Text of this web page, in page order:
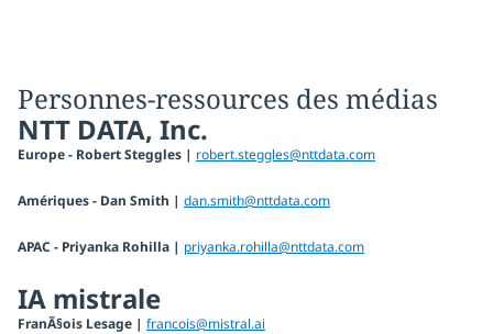
Personnes-ressources des médias
NTT DATA, Inc.
Europe - Robert Steggles | robert.steggles@nttdata.com
Amériques - Dan Smith | dan.smith@nttdata.com
APAC - Priyanka Rohilla | priyanka.rohilla@nttdata.com
IA mistrale
FranÃ§ois Lesage | francois@mistral.ai